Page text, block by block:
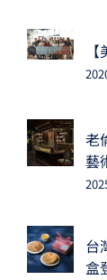
老
藝
台
盒